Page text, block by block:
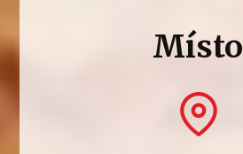
Místo